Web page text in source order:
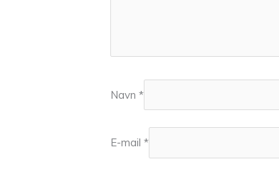
Navn *
E-mail *